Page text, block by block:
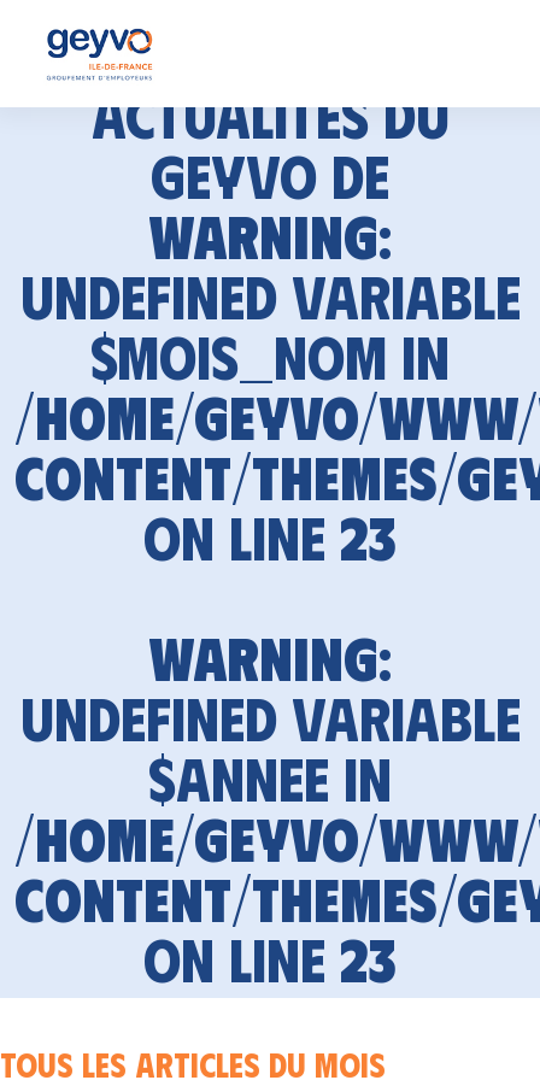
Actualités du
GEYVO de
Warning:
Undefined variable
$mois_nom in
/home/geyvo/
content/themes/
on line 23
Warning:
Undefined variable
$annee in
/home/geyvo/
content/themes/
on line 23
Tous les articles du mois